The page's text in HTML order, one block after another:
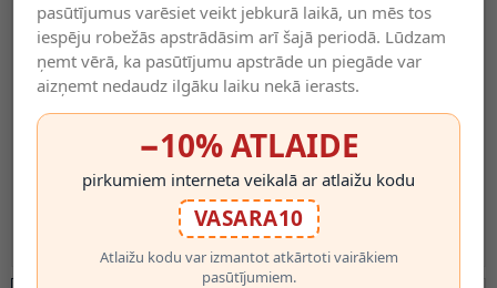
pasūtījumus varēsiet veikt jebkurā laikā, un mēs tos
iespēju robežās apstrādāsim arī šajā periodā. Lūdzam
ņemt vērā, ka pasūtījumu apstrāde un piegāde var
aizņemt nedaudz ilgāku laiku nekā ierasts.
−10% ATLAIDE
pirkumiem interneta veikalā ar atlaižu kodu
VASARA10
Atlaižu kodu var izmantot atkārtoti vairākiem
pasūtījumiem.